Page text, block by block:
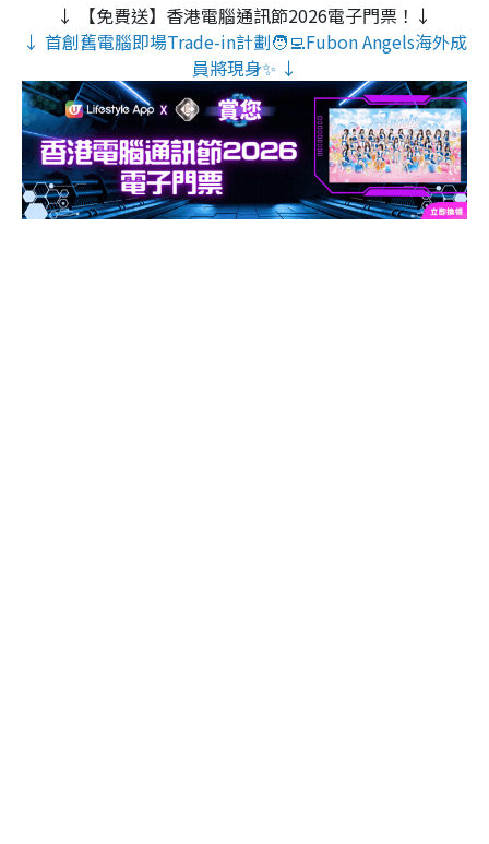
↓ 【免費送】香港電腦通訊節2026電子門票！↓
↓ 首創舊電腦即場Trade-in計劃🧑‍💻Fubon Angels海外成
員將現身✨ ↓